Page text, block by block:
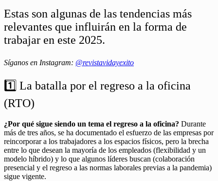
Estas son algunas de las tendencias más
relevantes que influirán en la forma de
trabajar en este 2025.
Síganos en Instagram: @revistavidayexito
1️⃣ La batalla por el regreso a la oficina
(RTO)
¿Por qué sigue siendo un tema el regreso a la oficina? Durante
más de tres años, se ha documentado el esfuerzo de las empresas por
reincorporar a los trabajadores a los espacios físicos, pero la brecha
entre lo que desean la mayoría de los empleados (flexibilidad y un
modelo híbrido) y lo que algunos líderes buscan (colaboración
presencial y el regreso a las normas laborales previas a la pandemia)
sigue vigente.